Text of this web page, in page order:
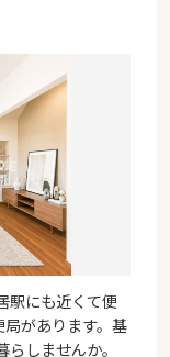
駅にも近くて便
があります。基
しませんか。